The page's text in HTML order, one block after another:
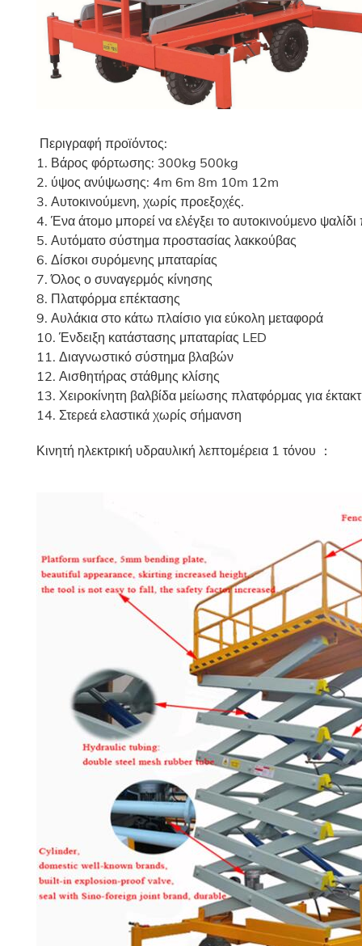
Περιγραφή προϊόντος:
1. Βάρος φόρτωσης: 300kg 500kg
2. ύψος ανύψωσης: 4m 6m 8m 10m 12m
3. Αυτοκινούμενη, χωρίς προεξοχές.
4. Ένα άτομο μπορεί να ελέγξει το αυτοκινούμενο
5. Αυτόματο σύστημα προστασίας λακκούβας
6. Δίσκοι συρόμενης μπαταρίας
7. Όλος ο συναγερμός κίνησης
8. Πλατφόρμα επέκτασης
9. Αυλάκια στο κάτω πλαίσιο για εύκολη μεταφορά
10. Ένδειξη κατάστασης μπαταρίας LED
11. Διαγνωστικό σύστημα βλαβών
12. Αισθητήρας στάθμης κλίσης
13. Χειροκίνητη βαλβίδα μείωσης πλατφόρμας για
14. Στερεά ελαστικά χωρίς σήμανση
Κινητή ηλεκτρική υδραυλική λεπτομέρεια 1 τόνου ：